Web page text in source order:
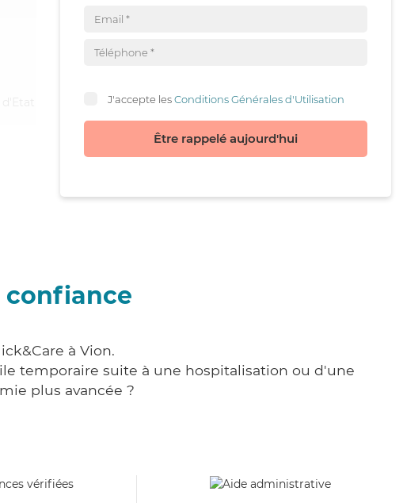
J'accepte lesConditions Générales d'Utilisation
Être rappelé aujourd'hui
confiance
à Vion.
temporaire suite à une hospitalisation ou d'une
plus avancée ?